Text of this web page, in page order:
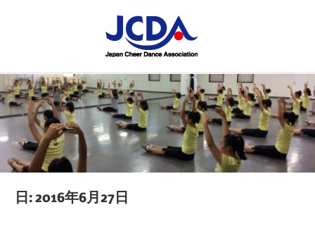
ン
ツ
へ
ス
ッ
STAFF
BLOG
の
講
習
会
や
ベ
日:2016年6月27日